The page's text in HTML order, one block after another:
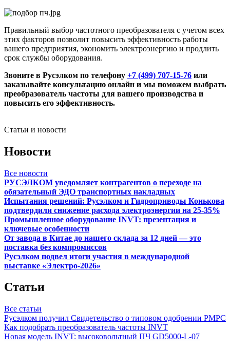
Правильный выбор частотного преобразователя с учетом всех
этих факторов позволит повысить эффективность работы
вашего предприятия, экономить электроэнергию и продлить
срок службы оборудования.
Звоните в Русэлком по телефону +7 (499) 707-15-76 или
заказывайте консультацию онлайн и мы поможем выбрать
преобразователь частоты для вашего производства и
повысить его эффективность.
Статьи и новости
Новости
Все новости
РУСЭЛКОМ уведомляет контрагентов о переходе на
обязательный ЭДО транспортных накладных
Испытания решений: Русэлком и Гидроприводы Конькова
подтвердили снижение расхода электроэнергии на 25-35%
Промышленное оборудование INVT: презентация и
ключевые особенности
От завода в Китае до нашего склада за 12 дней — это
поставка без компромиссов
Русэлком подвел итоги участия в международной
выставке «Электро-2026»
Статьи
Все статьи
Русэлком получил Свидетельство о типовом одобрении РМРС
Как подобрать преобразователь частоты INVT
Новая модель INVT: высоковольтный ПЧ GD5000-L-07